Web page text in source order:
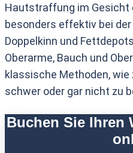
Hautstraffung im Gesicht
besonders effektiv bei der
Doppelkinn und
Oberarme, Bauch und
klassische Methoden,
schwer oder gar nicht zu
Buchen Sie Ihren